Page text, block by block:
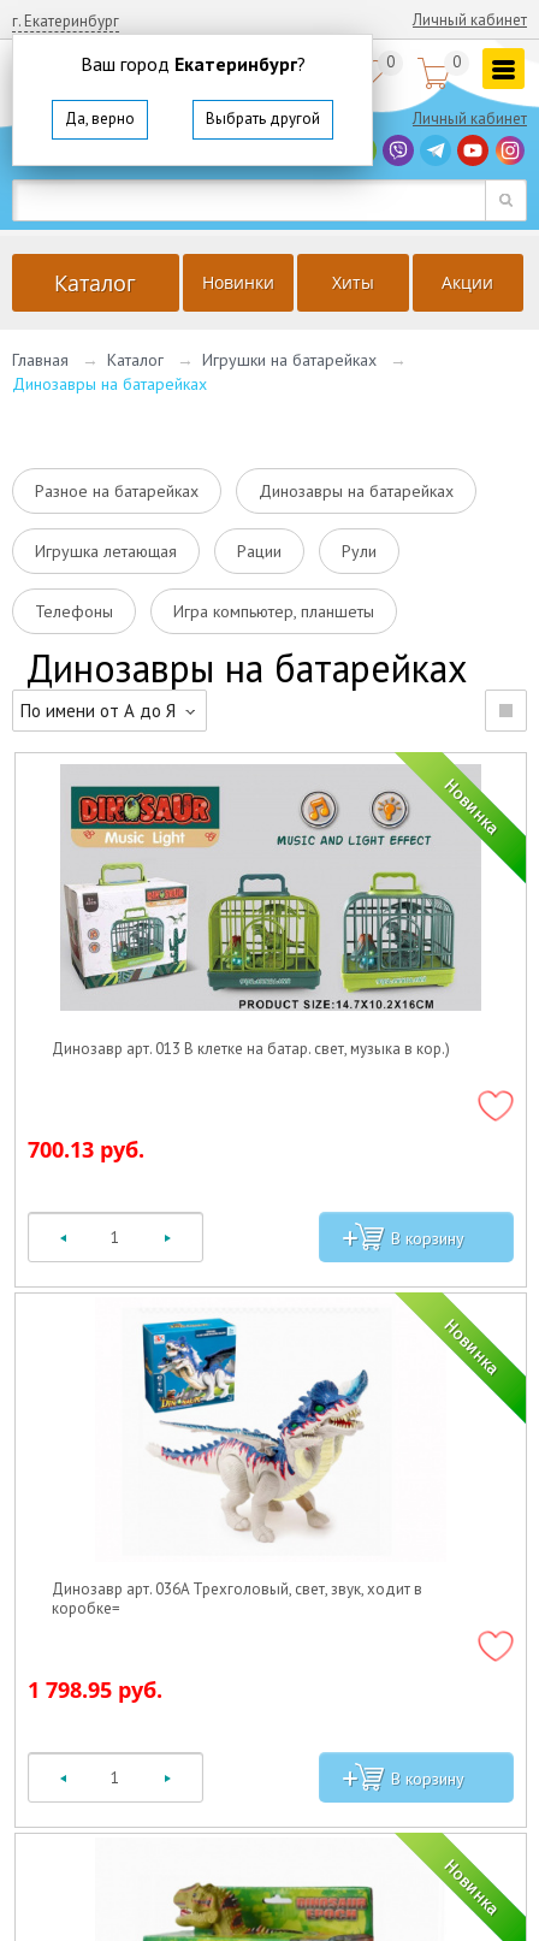
Личный кабинет
г. Екатеринбург
Ваш город Екатеринбург?
Да, верно Выбрать другой
0
 0
(800) 350 64 57
Личный кабинет
Ваш городЕкатеринбург?
Каталог Новинки Хиты Акции
Главная → Каталог → Игрушки на батарейках
→
Динозавры на батарейках
Разное на батарейках Динозавры на батарейках
Игрушка летающая Рации Рули
Телефоны Игра компьютер, планшеты
Динозавры на батарейках
По имени от А до Я
Динозавр арт. 013 В клетке на батар. свет, музыка в кор.)
700.13 руб.
Динозавр арт. 036A Трехголовый, свет, звук, ходит в
коробке=
1 798.95 руб.